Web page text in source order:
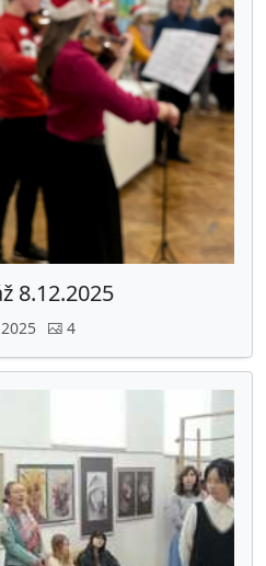
8.12.2025
4